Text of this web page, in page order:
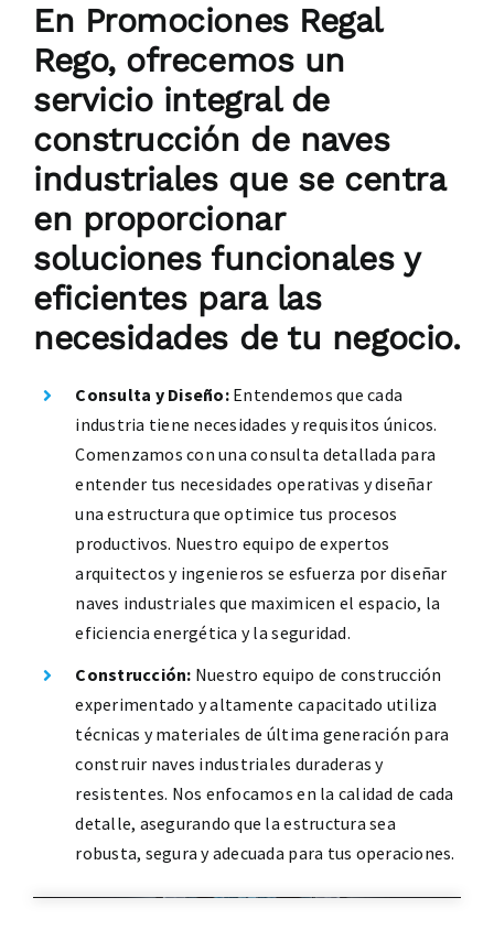
En Promociones Regal
Rego, ofrecemos un
servicio integral de
construcción de naves
industriales que se centra
en proporcionar
soluciones funcionales y
eficientes para las
necesidades de tu negocio.
Consulta y Diseño:Entendemos que cada
industria tiene necesidades y requisitos únicos.
Comenzamos con una consulta detallada para
entender tus necesidades operativas y diseñar
una estructura que optimice tus procesos
productivos. Nuestro equipo de expertos
arquitectos y ingenieros se esfuerza por diseñar
naves industriales que maximicen el espacio, la
eficiencia energética y la seguridad.
Construcción: Nuestro equipo de construcción
experimentado y altamente capacitado utiliza
técnicas y materiales de última generación para
construir naves industriales duraderas y
resistentes. Nos enfocamos en la calidad de cada
detalle, asegurando que la estructura sea
robusta, segura y adecuada para tus operaciones.